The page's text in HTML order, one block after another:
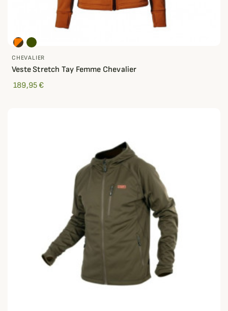
CHEVALIER
Veste Stretch Tay Femme Chevalier
189,95 €